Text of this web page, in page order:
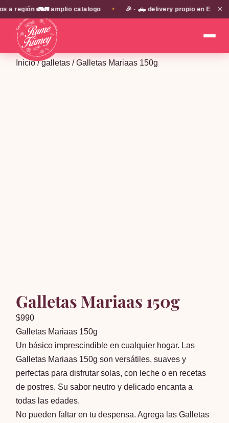
región 🚛🚛 amplio catalogo ✦ 🎉 · 🛻 delivery propio en EN TODA
✕
Inicio/galletas / Galletas Mariaas 150g
Galletas Mariaas 150g
$990
Galletas Mariaas 150g
Un básico imprescindible en cualquier hogar. Las
Galletas Mariaas 150g son versátiles, suaves y
perfectas para disfrutar solas, con leche o en recetas
de postres. Su sabor neutro y delicado encanta a
todas las edades.
No pueden faltar en tu despensa. Agrega las Galletas